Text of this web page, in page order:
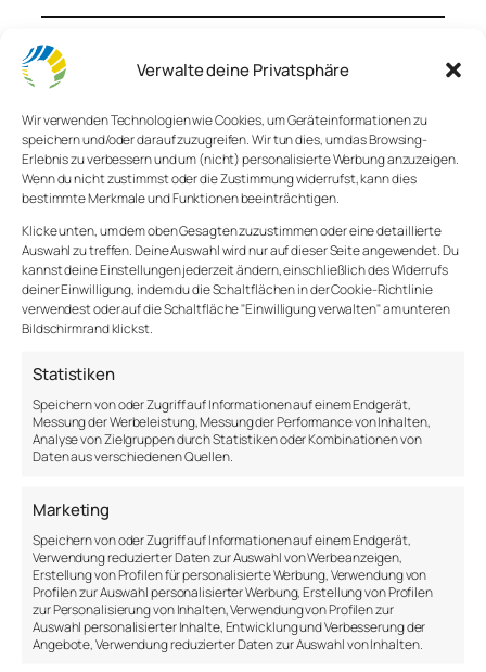
Verwalte deine Privatsphäre
Wir verwenden Technologien wie Cookies, um Geräteinformationen zu
speichern und/oder darauf zuzugreifen. Wir tun dies, um das Browsing-
Erlebnis zu verbessern und um (nicht) personalisierte Werbung anzuzeigen.
Wenn du nicht zustimmst oder die Zustimmung widerrufst, kann dies
bestimmte Merkmale und Funktionen beeinträchtigen.
Klicke unten, um dem oben Gesagten zuzustimmen oder eine detaillierte
Auswahl zu treffen. Deine Auswahl wird nur auf dieser Seite angewendet. Du
kannst deine Einstellungen jederzeit ändern, einschließlich des Widerrufs
deiner Einwilligung, indem du die Schaltflächen in der Cookie-Richtlinie
verwendest oder auf die Schaltfläche "Einwilligung verwalten" am unteren
Bildschirmrand klickst.
Statistiken
Speichern von oder Zugriff auf Informationen auf einem Endgerät,
Messung der Werbeleistung, Messung der Performance von Inhalten,
Analyse von Zielgruppen durch Statistiken oder Kombinationen von
Daten aus verschiedenen Quellen.
Marketing
Speichern von oder Zugriff auf Informationen auf einem Endgerät,
Verwendung reduzierter Daten zur Auswahl von Werbeanzeigen,
Erstellung von Profilen für personalisierte Werbung, Verwendung von
Profilen zur Auswahl personalisierter Werbung, Erstellung von Profilen
zur Personalisierung von Inhalten, Verwendung von Profilen zur
Auswahl personalisierter Inhalte, Entwicklung und Verbesserung der
Angebote, Verwendung reduzierter Daten zur Auswahl von Inhalten.
Erkenntnisse aus dem WHO
Mental Health Atlas 2024
Zeitgleich (am 02.09.2025) ist der neue WHO
Mental Health Atlas 2024 erschienen und macht
deutlich, wie groß die Herausforderungen weltweit
sind:
Die Ressourcen für psychische Gesundheit
bleiben extrem knapp. Im Schnitt fließen nur 2
% der staatlichen Gesundheitsbudgets in
diesen Bereich
nur ein staatlich beschäftigter Mental-Health-
Worker
Tele-Mental-Health-Angebote und
psychosoziale Unterstützung im Kontext von
Quelle:
https://www.who.int/publications/i/item/9789240114487
Die Nachfrage nach Unterstützung steigt, doch
die Systeme kommen nicht hinterher.Umso
wichtiger sind niedrigschwellige Angebote wie
Workshops, Gruppenformate und präventive